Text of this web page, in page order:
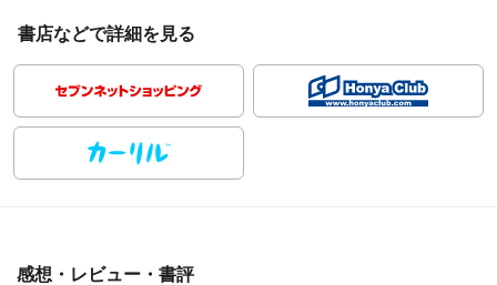
書店などで詳細を見る
感想・レビュー・書評